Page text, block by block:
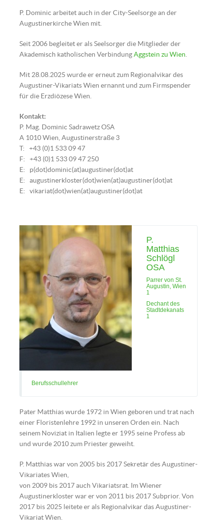
© Augustiner Wien | Bild: Franz
Josef Rupprecht
P. Dominic arbeitet auch in der City-Seelsorge an der
Augustinerkirche Wien mit.
Seit 2006 begleitet er als Seelsorger die Mitglieder der
Akademisch katholischen VerbindungAggstein zu Wien
Mit 28.08.2025 wurde er erneut zum Regionalvikar des
Augustiner-Vikariats Wien ernannt und zum Firmspender
für die Erzdiözese Wien.
Kontakt:
P. Mag. Dominic Sadrawetz OSA
A 1010 Wien, Augustinerstraße 3
T: +43 (0)1 533 09 47
F: +43 (0)1 533 09 47 250
E: p(dot)dominic(at)augustiner(dot)at
E: augustinerkloster(dot)wien(at)augustiner(dot)at
E: vikariat(dot)wien(at)augustiner(dot)at
P.
Matthias
Schlögl
OSA
Parrer von St.
Augustin, Wien
1
Dechant des
Stadtdekanats
1
Berufsschullehrer
Pater Matthias wurde 1972 in Wien geboren und trat nach
einer Floristenlehre 1992 in unseren Orden ein. Nach
seinem Noviziat in Italien legte er 1995 seine Profess ab
und wurde 2010 zum Priester geweiht.
P. Matthias war von 2005 bis 2017 Sekretär des Augustiner-
Vikariates Wien,
von 2009 bis 2017 auch Vikariatsrat. Im Wiener
Augustinerkloster war er von 2011 bis 2017 Subprior. Von
2017 bis 2025 leitete er als Regionalvikar das Augustiner-
Vikariat Wien.